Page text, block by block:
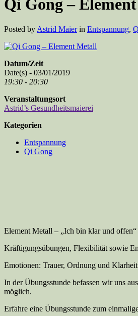
Qi Gong –
Posted by Astrid Maierin Entspannung,
Datum/Zeit
Date(s) - 03/01/2019
19:30 - 20:30
Veranstaltungsort
Astrid’s Gesundheitsmaierei
Kategorien
Entspannung
Qi Gong
Element Metall – „Ich bin klar und offen“
Kräftigungsübungen, Flexibilität sowie
Emotionen: Trauer, Ordnung und Klarheit
In der Übungsstunde befassen wir uns
möglich.
Erfahre eine Übungsstunde zum